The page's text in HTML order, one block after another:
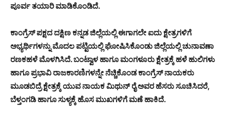
ಪೂರ್ವ ತಯಾರಿ ಮಾಡಿಕೊಂಡಿದೆ.
ಕಾಂಗ್ರೆಸ್ ಪಕ್ಷದ ದಕ್ಷಿಣ ಕನ್ನಡ ಜಿಲ್ಲೆಯಲ್ಲಿ ಈಗಾಗಲೇ ಐದು ಕ್ಷೇತ್ರಗಳಿಗೆ
ಅಭ್ಯರ್ಥಿಗಳನ್ನು ಮೊದಲ ಪಟ್ಟಿಯಲ್ಲಿ ಘೋಷಿಸಿಕೊಂಡು ಜಿಲ್ಲೆಯಲ್ಲಿ ಚುನಾವಣಾ
ರಣಕಹಳೆ ಮೊಳಗಿಸಿದೆ. ಬಂಟ್ವಾಳ ಹಾಗೂ ಮಂಗಳೂರು ಕ್ಷೇತ್ರಕ್ಕೆ ಹಳೆ ಹುಲಿಗಳು
ಹಾಗೂ ಪ್ರಭಾವಿ ರಾಜಕಾರಣಿಗಳನ್ನೇ ನೆಚ್ಚಿಕೊಂಡ ಕಾಂಗ್ರೆಸ್ ನಾಯಕರು
ಮೂಡಬಿದ್ರೆ ಕ್ಷೇತ್ರಕ್ಕೆ ಯುವ ನಾಯಕ ಮಿಥುನ್ ರೈ ಅವರ ಹೆಸರು ಸೂಚಿಸಿದರೆ,
ಬೆಳ್ತಂಗಡಿ ಹಾಗೂ ಸುಳ್ಯಕ್ಕೆ ಹೊಸ ಮುಖಗಳಿಗೆ ಮಣೆ ಹಾಕಿದೆ.